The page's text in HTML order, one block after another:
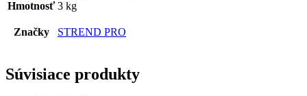
Hmotnosť 3 kg
Značky STREND PRO
Súvisiace produkty